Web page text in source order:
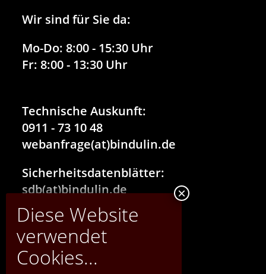
Wir sind für Sie da:
Mo-Do: 8:00 - 15:30 Uhr
Fr: 8:00 - 13:30 Uhr
Technische Auskunft:
0911 - 73 10 48
webanfrage(at)bindulin.de
Sicherheitsdatenblätter:
sdb(at)bindulin.de
BINDULIN-WERK
H.L.Schönleber GmbH